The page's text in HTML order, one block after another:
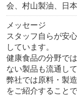
会、村山製油、日
メッセージ
スタッフ自らが安
しています。
健康食品の分野で
ない製品も流通し
弊社では原料・製
をご紹介すること